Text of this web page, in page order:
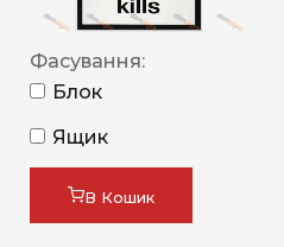
Фасування:
Блок
Ящик
В Кошик